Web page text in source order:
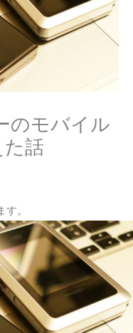
のモバイル
話
。